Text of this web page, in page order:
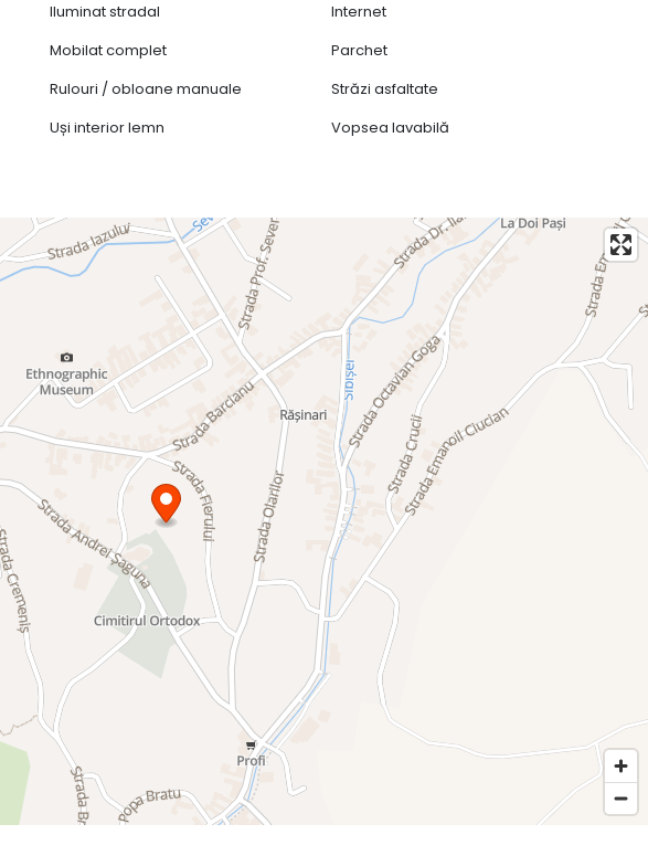
Iluminat stradal
Internet
Mobilat complet
Parchet
Rulouri / obloane manuale
Străzi asfaltate
Uși interior lemn Vopsea lavabilă